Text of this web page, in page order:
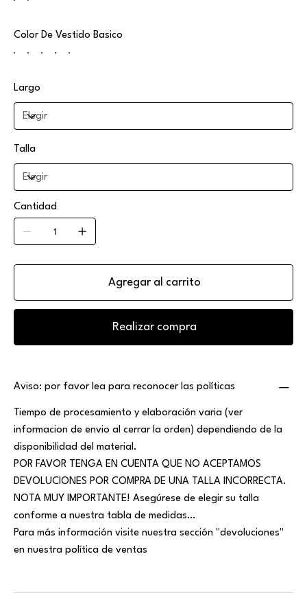
Color De Vestido Basico
Largo
Talla
Cantidad
Agregar al carrito
Realizar compra
Aviso: por favor lea para reconocer las políticas
Tiempo de procesamiento y elaboración varia (ver
informacion de envio al cerrar la orden) dependiendo de la
disponibilidad del material.
POR FAVOR TENGA EN CUENTA QUE NO ACEPTAMOS
DEVOLUCIONES POR COMPRA DE UNA TALLA INCORRECTA.
NOTA MUY IMPORTANTE! Asegúrese de elegir su talla
conforme a nuestra tabla de medidas…
Para más información visite nuestra sección "devoluciones"
en nuestra política de ventas